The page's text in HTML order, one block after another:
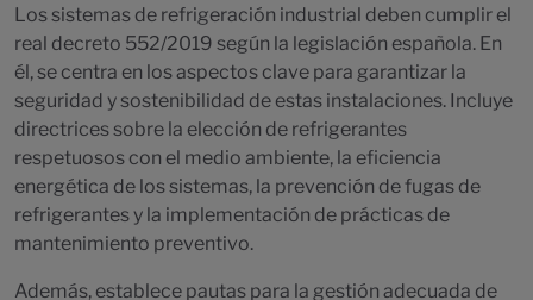
Los sistemas de refrigeración industrial deben cumplir el
real decreto 552/2019 según la legislación española. En
él, se centra en los aspectos clave para garantizar la
seguridad y sostenibilidad de estas instalaciones. Incluye
directrices sobre la elección de refrigerantes
respetuosos con el medio ambiente, la eficiencia
energética de los sistemas, la prevención de fugas de
refrigerantes y la implementación de prácticas de
mantenimiento preventivo.
Además, establece pautas para la gestión adecuada de